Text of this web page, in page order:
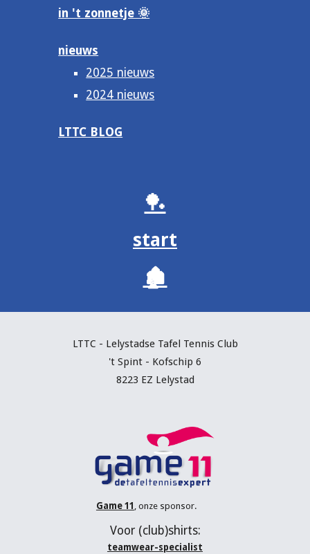
in 't zonnetje 🌞
nieuws
2025 nieuws
2024 nieuws
LTTC BLOG
🏓
start
🏚️
LTTC - Lelystadse Tafel Tennis Club
't Spint - Kofschip 6
8223 EZ Lelystad
Game 11 , onze sponsor.
Voor (club)shirts:
teamwear-specialist